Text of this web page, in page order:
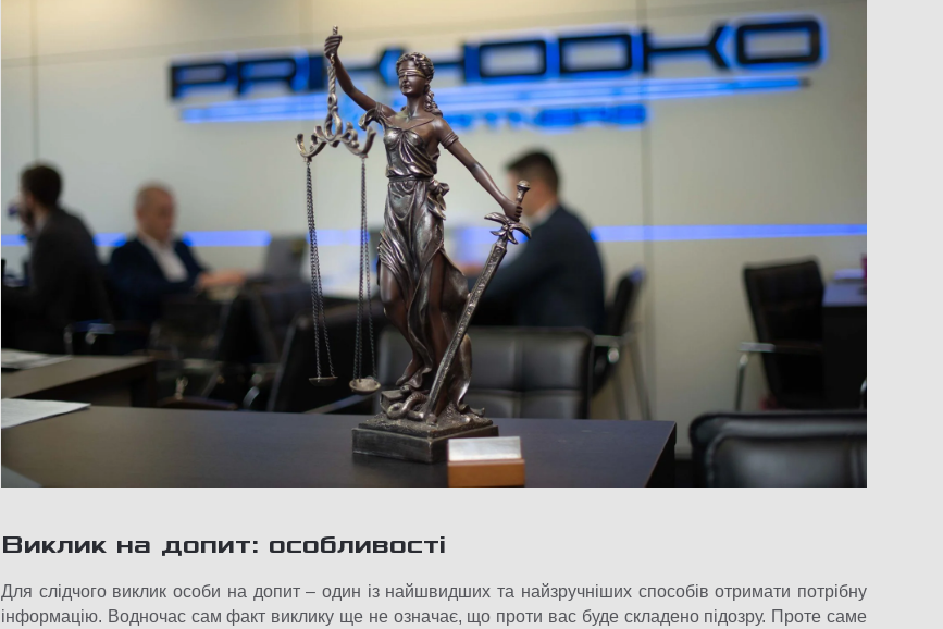
Виклик на допит: особливості
Для слідчого виклик особи на допит – один із найшвидших та найзручніших способів отримати потрібну
інформацію. Водночас сам факт виклику ще не означає, що проти вас буде складено підозру. Проте саме